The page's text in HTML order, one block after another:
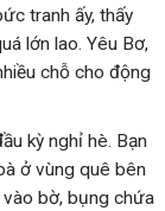
tranh ấy, thấy
lớn lao. Yêu Bơ,
chỗ cho động
kỳ nghỉ hè. Bạn
ở vùng quê bên
bờ, bụng chứa